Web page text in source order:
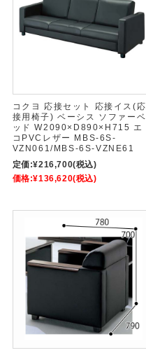
コクヨ 応接セット 応接イス(応
接用椅子) ベーシス ソファーベ
ッド W2090×D890×H715 エ
コPVCレザー MBS-6S-
VZN061/MBS-6S-VZNE61
定価:¥216,700(税込)
価格:¥136,620(税込)